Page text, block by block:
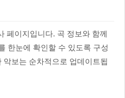
페이지입니다. 곡 정보와 함께
한눈에 확인할 수 있도록 구성
보는 순차적으로 업데이트됩